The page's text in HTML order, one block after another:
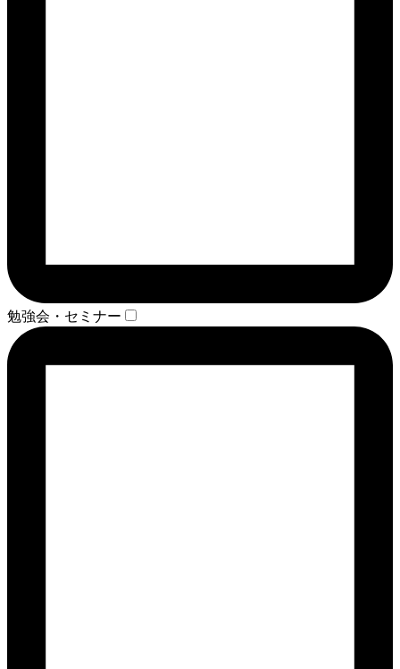
勉強会・セミナー